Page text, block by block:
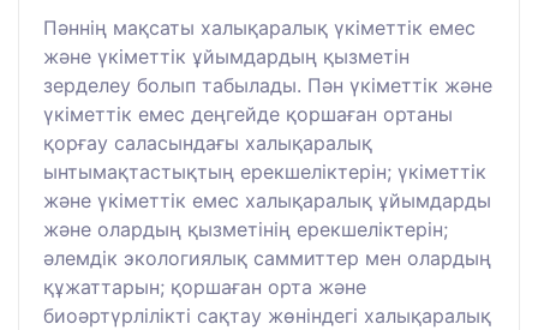
Пәннің мақсаты халықаралық үкіметтік емес
және үкіметтік ұйымдардың қызметін
зерделеу болып табылады. Пән үкіметтік және
үкіметтік емес деңгейде қоршаған ортаны
қорғау саласындағы халықаралық
ынтымақтастықтың ерекшеліктерін; үкіметтік
және үкіметтік емес халықаралық ұйымдарды
және олардың қызметінің ерекшеліктерін;
әлемдік экологиялық саммиттер мен олардың
құжаттарын; қоршаған орта және
биоәртүрлілікті сақтау жөніндегі халықаралық